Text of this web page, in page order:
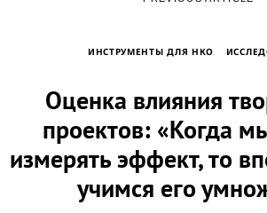
ИНСТРУМЕНТЫ ДЛЯ НКО
Оценка влияния
проектов: «Когда
измерять эффект, то
учимся его